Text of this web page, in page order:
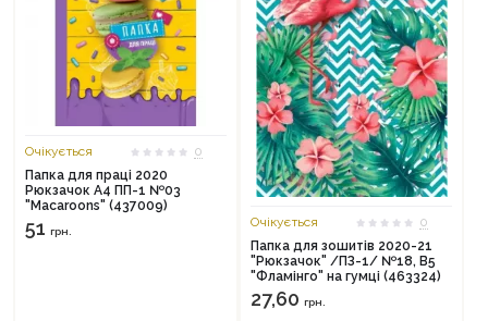
Очікується
0
Папка для праці 2020
Рюкзачок А4 ПП-1 №03
"Macaroons" (437009)
51 грн.
Очікується
0
Папка для зошитів 2020-21
"Рюкзачок" /ПЗ-1/ №18, В5
"Фламінго" на гумці (463324)
27,60 грн.